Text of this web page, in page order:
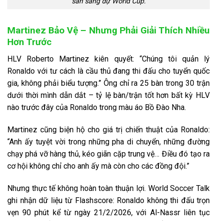
Martinez Bảo Vệ – Nhưng Phải Giải Thích Nhiều
Hơn Trước
HLV Roberto Martinez kiên quyết: “Chúng tôi quản lý
Ronaldo với tư cách là cầu thủ đang thi đấu cho tuyển quốc
gia, không phải biểu tượng.” Ông chỉ ra 25 bàn trong 30 trận
dưới thời mình dẫn dắt – tỷ lệ bàn/trận tốt hơn bất kỳ HLV
nào trước đây của Ronaldo trong màu áo Bồ Đào Nha.
Martinez cũng biện hộ cho giá trị chiến thuật của Ronaldo:
“Anh ấy tuyệt vời trong những pha di chuyển, những đường
chạy phá vỡ hàng thủ, kéo giãn cặp trung vệ… Điều đó tạo ra
cơ hội không chỉ cho anh ấy mà còn cho các đồng đội.”
Nhưng thực tế không hoàn toàn thuận lợi. World Soccer Talk
ghi nhận dữ liệu từ Flashscore: Ronaldo không thi đấu trọn
vẹn 90 phút kể từ ngày 21/2/2026, với Al-Nassr liên tục